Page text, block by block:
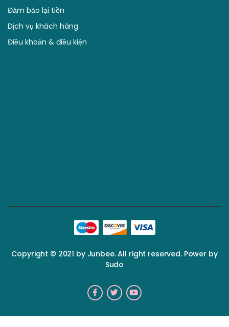
Đảm bảo lại tiền
Dịch vụ khách hàng
Điều khoản & điều kiện
Copyright © 2021 by Junbee. All right reserved. Power by
Sudo